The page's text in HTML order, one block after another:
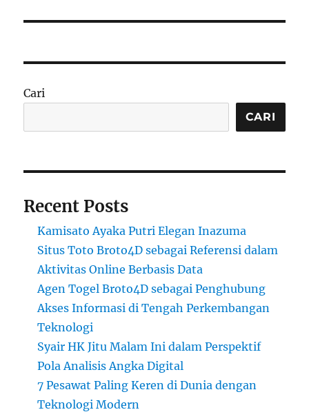
Cari
CARI
Recent Posts
Kamisato Ayaka Putri Elegan Inazuma
Situs Toto Broto4D sebagai Referensi dalam
Aktivitas Online Berbasis Data
Agen Togel Broto4D sebagai Penghubung
Akses Informasi di Tengah Perkembangan
Teknologi
Syair HK Jitu Malam Ini dalam Perspektif
Pola Analisis Angka Digital
7 Pesawat Paling Keren di Dunia dengan
Teknologi Modern